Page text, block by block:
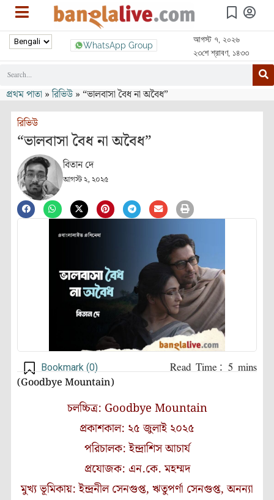
WhatsApp Group
আগস্ট ৭, ২০২৬
২৩শে শ্রাবণ, ১৪৩৩
প্রথম পাতা »রিভিউ » “ভালবাসা বৈধ না অবৈধ”
রিভিউ
“ভালবাসা বৈধ না অবৈধ”
বিতান দে
আগস্ট ২, ২০২৫
Bookmark (0)
(Goodbye Mountain)
চলচ্চিত্র: Goodbye Mountain
প্রকাশকাল: ২৫ জুলাই ২০২৫
পরিচালক: ইন্দ্রাশিস আচার্য
প্রযোজক: এন.কে. মহম্মদ
মুখ্য ভূমিকায়: ইন্দ্রনীল সেনগুপ্ত, ঋতুপর্ণা সেনগুপ্ত, অনন্যা